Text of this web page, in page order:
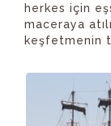
herkes için
maceraya
keşfetmenin